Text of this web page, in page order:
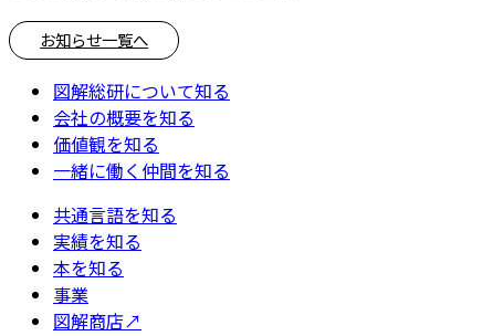
お知らせ一覧へ
図解総研について知る
会社の概要を知る
価値観を知る
一緒に働く仲間を知る
共通言語を知る
実績を知る
本を知る
事業
図解商店↗